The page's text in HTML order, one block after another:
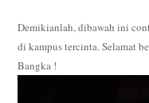
Demikianlah, dibawah ini
di kampus tercinta. Selamat
Bangka !